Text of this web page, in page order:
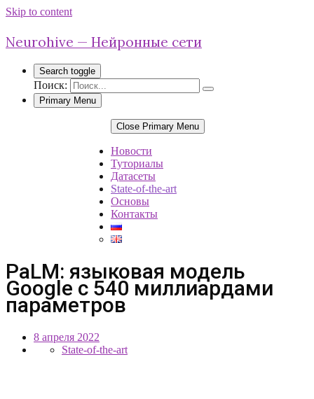
Skip to content
Neurohive — Нейронные сети
Search toggle
Поиск:
Primary Menu
Close Primary Menu
Новости
Туториалы
Датасеты
State-of-the-art
Основы
Контакты
PaLM: языковая модель
Google с 540 миллиардами
параметров
8 апреля 2022
State-of-the-art